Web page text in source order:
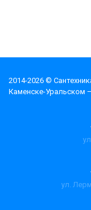
2014-2026 ©
Каменске-Уральском
ул.